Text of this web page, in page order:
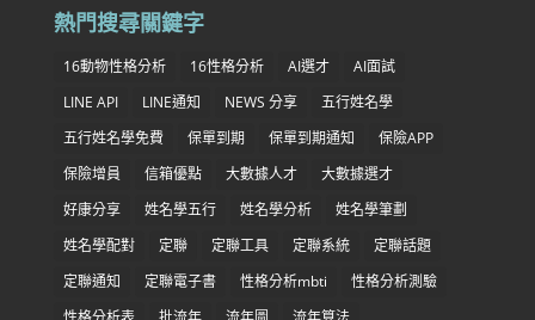
熱門搜尋關鍵字
16動物性格分析 16性格分析 AI選才
AI面試
LINE API
LINE通知 NEWS 分享
五行姓名學
五行姓名學免費
保單到期 保單到期通知
保險APP
保險增員
信箱優點 大數據人才
大數據選才
好康分享
姓名學五行 姓名學分析
姓名學筆劃
姓名學配對
定聯 定聯工具 定聯系統
定聯話題
定聯通知
定聯電子書 性格分析mbti
性格分析測驗